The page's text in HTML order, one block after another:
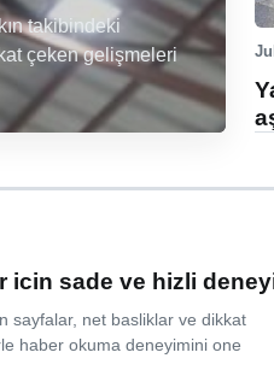
takibindeki
çeken gelişmeleri
icin sade ve hizli
sayfalar, net basliklar ve dikkat
haber okuma deneyimini one